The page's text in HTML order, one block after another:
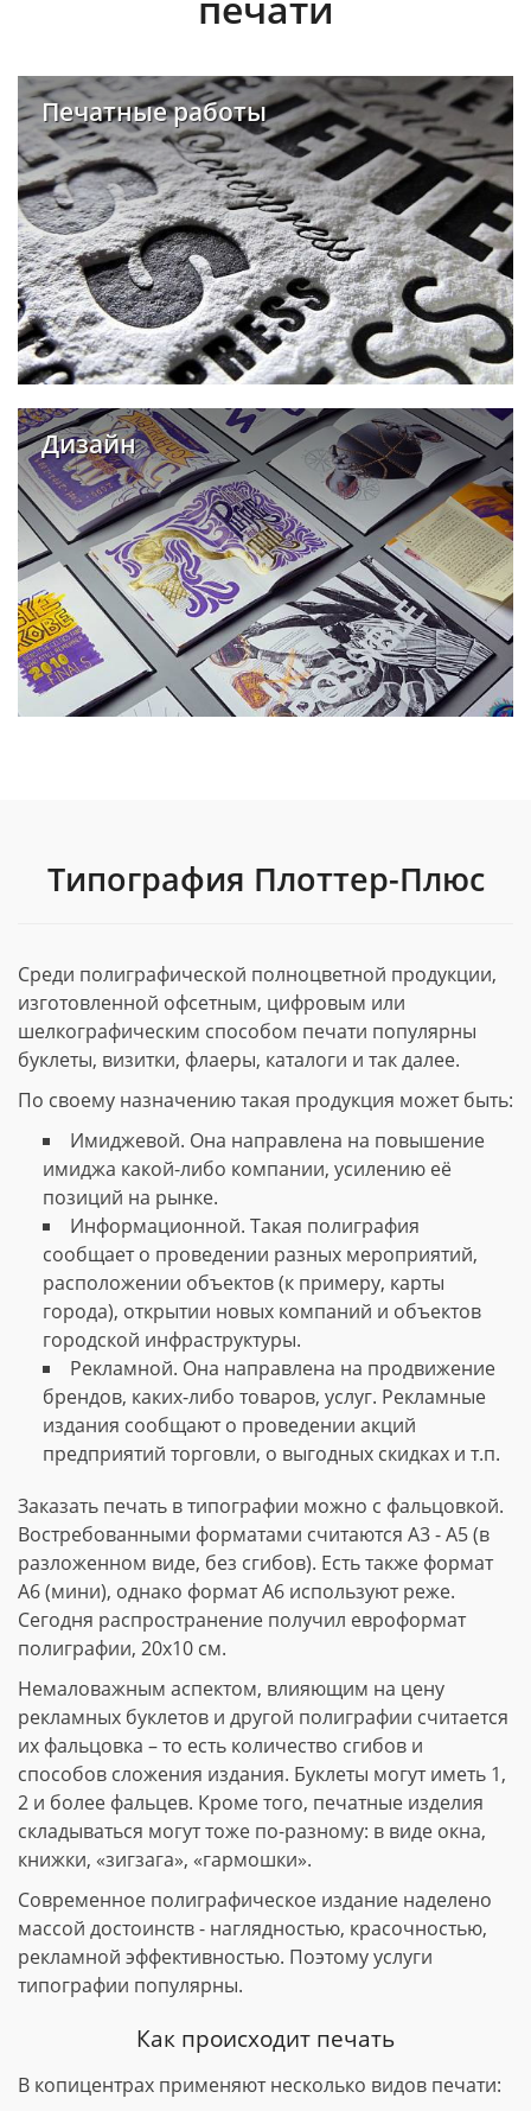
Печатные работы
Дизайн
Типография Плоттер-Плюс
Среди полиграфической полноцветной продукции,
изготовленной офсетным, цифровым или
шелкографическим способом печати популярны
буклеты, визитки, флаеры, каталоги и так далее.
По своему назначению такая продукция может быть:
Имиджевой. Она направлена на повышение
имиджа какой-либо компании, усилению её
позиций на рынке.
Информационной. Такая полиграфия
сообщает о проведении разных мероприятий,
расположении объектов (к примеру, карты
города), открытии новых компаний и объектов
городской инфраструктуры.
Рекламной. Она направлена на продвижение
брендов, каких-либо товаров, услуг. Рекламные
издания сообщают о проведении акций
предприятий торговли, о выгодных скидках и т.п.
Заказать печать в типографии можно с фальцовкой.
Востребованными форматами считаются А3 - А5 (в
разложенном виде, без сгибов). Есть также формат
А6 (мини), однако формат А6 используют реже.
Сегодня распространение получил евроформат
полиграфии, 20х10 см.
Немаловажным аспектом, влияющим на цену
рекламных буклетов и другой полиграфии считается
их фальцовка – то есть количество сгибов и
способов сложения издания. Буклеты могут иметь 1,
2 и более фальцев. Кроме того, печатные изделия
складываться могут тоже по-разному: в виде окна,
книжки, «зигзага», «гармошки».
Современное полиграфическое издание наделено
массой достоинств - наглядностью, красочностью,
рекламной эффективностью. Поэтому услуги
типографии популярны.
Как происходит печать
В копицентрах применяют несколько видов печати: